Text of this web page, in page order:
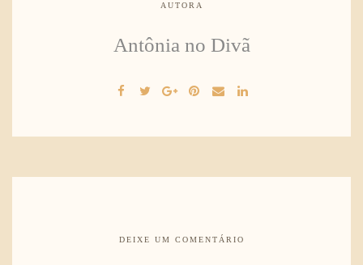
AUTORA
Antônia no Divã
DEIXE UM COMENTÁRIO